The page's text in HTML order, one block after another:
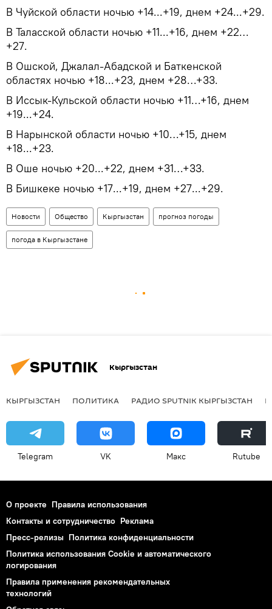
В Чуйской области ночью +14...+19, днем +24...+29.
В Таласской области ночью +11...+16, днем +22…
+27.
В Ошской, Джалал-Абадской и Баткенской
областях ночью +18...+23, днем +28…+33.
В Иссык-Кульской области ночью +11…+16, днем
+19...+24.
В Нарынской области ночью +10…+15, днем
+18...+23.
В Оше ночью +20...+22, днем +31…+33.
В Бишкеке ночью +17...+19, днем +27...+29.
Новости Общество Кыргызстан прогноз погоды
погода в Кыргызстане
Кыргызстан
КЫРГЫЗСТАН ПОЛИТИКА РАДИО SPUTNIK КЫРГЫЗСТАН
Telegram VK Макс Rutube
О проекте Правила использования
Контакты и сотрудничество Реклама
Пресс-релизы Политика конфиденциальности
Политика использования Cookie и автоматического
логирования
Правила применения рекомендательных
технологий